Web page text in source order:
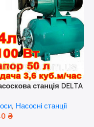
станція DELTA
( Польща)
, Насосні станції
₴